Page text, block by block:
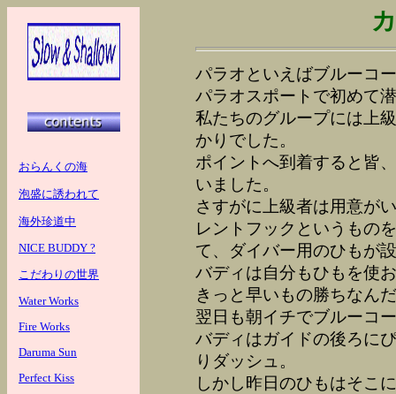
おらんくの海
泡盛に誘われて
海外珍道中
NICE BUDDY ?
こだわりの世界
Water Works
Fire Works
Daruma Sun
Perfect Kiss
パラオといえばブルーコ
パラオスポートで初めて
私たちのグループには上
かりでした。
ポイントへ到着すると皆
いました。
さすがに上級者は用意が
レントフックというもの
て、ダイバー用のひもが
バディは自分もひもを使
きっと早いもの勝ちなん
翌日も朝イチでブルーコ
バディはガイドの後ろに
りダッシュ。
しかし昨日のひもはそこ